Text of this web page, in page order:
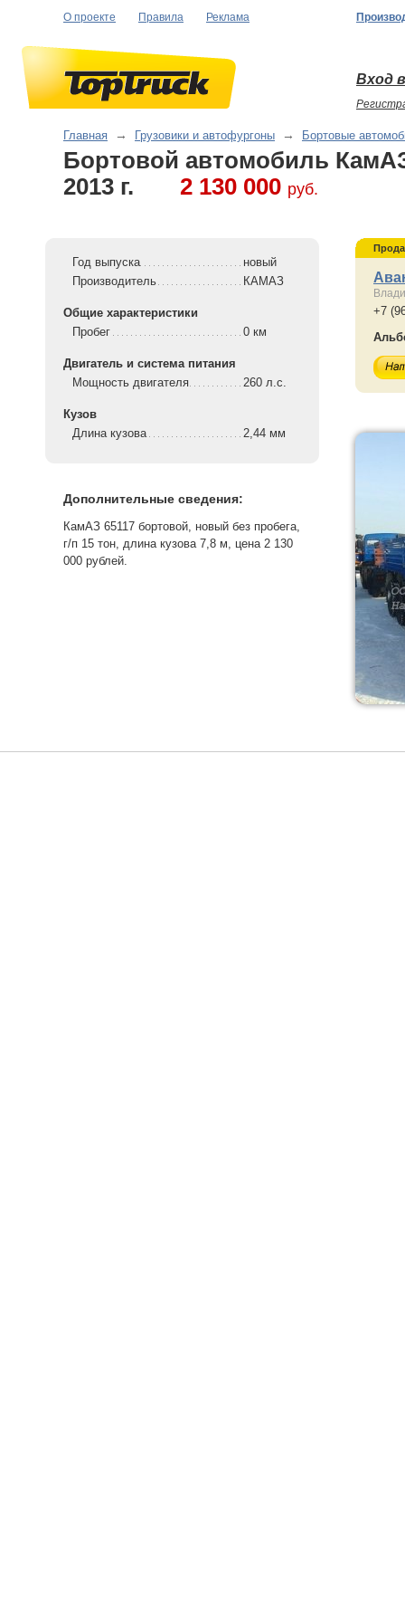
О проекте Правила Реклама
Вход
Главная → Грузовики и автофургоны → Бортовые
Бортовой автомобиль
2013 г.
2 130 000 руб.
Год выпуска
новый
Производитель
КАМАЗ
Общие характеристики
Пробег
0 км
Двигатель и система питания
Мощность двигателя
260 л.с.
Кузов
Длина кузова
2,44 мм
Дополнительные сведения:
КамАЗ 65117 бортовой, новый без пробега,
г/п 15 тон, длина кузова 7,8 м, цена 2 130
000 рублей.
+7